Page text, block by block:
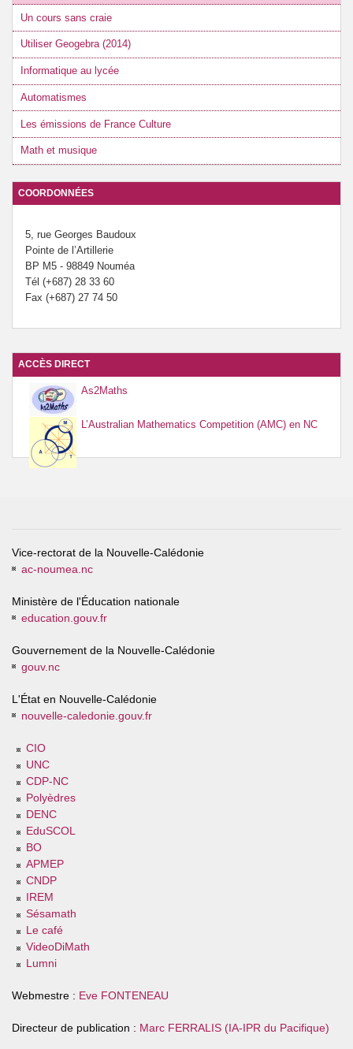
Un cours sans craie
Utiliser Geogebra (2014)
Informatique au lycée
Automatismes
Les émissions de France Culture
Math et musique
COORDONNÉES
5, rue Georges Baudoux
Pointe de l’Artillerie
BP M5 - 98849 Nouméa
Tél (+687) 28 33 60
Fax (+687) 27 74 50
ACCÈS DIRECT
As2Maths
L’Australian Mathematics Competition (AMC) en NC
Vice-rectorat de la Nouvelle-Calédonie
ac-noumea.nc
Ministère de l'Éducation nationale
education.gouv.fr
Gouvernement de la Nouvelle-Calédonie
gouv.nc
L'État en Nouvelle-Calédonie
nouvelle-caledonie.gouv.fr
CIO
UNC
CDP-NC
Polyèdres
DENC
EduSCOL
BO
APMEP
CNDP
IREM
Sésamath
Le café
VideoDiMath
Lumni
Webmestre : Eve FONTENEAU
Directeur de publication : Marc FERRALIS (IA-IPR du Pacifique)